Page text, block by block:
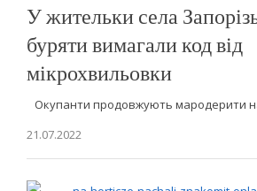
У жительки села
буряти вимагали код від
мікрохвильовки
Окупанти продовжують мародерити
21.07.2022